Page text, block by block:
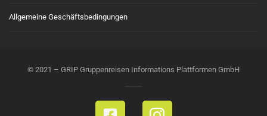
Allgemeine Geschäftsbedingungen
© 2021 – GRIP Gruppenreisen Informations Plattformen GmbH